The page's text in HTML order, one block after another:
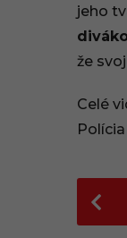
jeho
že
Celé
P
o